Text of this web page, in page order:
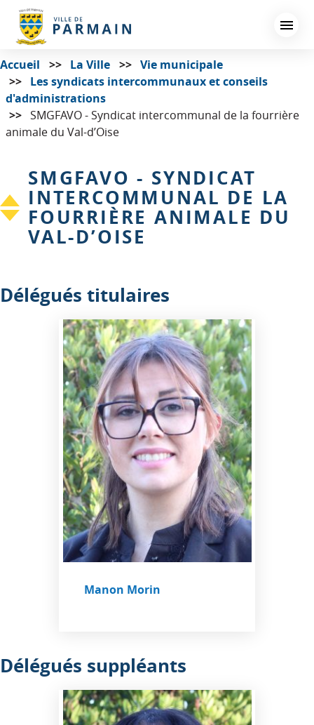
principal
Accueil La Ville
Vie municipale
Les syndicats intercommunaux et conseils
d'administrations
SMGFAVO - Syndicat intercommunal de la fourrière
animale du Val-d’Oise
SMGFAVO - SYNDICAT
INTERCOMMUNAL DE LA
FOURRIÈRE ANIMALE DU
VAL-D’OISE
Délégués titulaires
Manon Morin
Délégués suppléants